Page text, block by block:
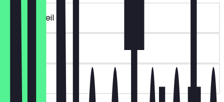
~14 € Vorteil
90 Tage
vor Ort